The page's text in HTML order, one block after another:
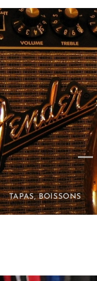
TAPAS, BOISSONS